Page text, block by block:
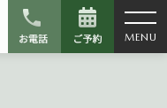
MENU